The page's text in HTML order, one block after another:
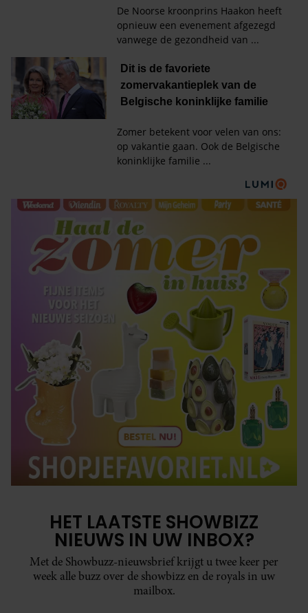
HET LAATSTE SHOWBIZZ
NIEUWS IN UW INBOX?
Met de Showbuzz-nieuwsbrief krijgt u twee keer per
week alle buzz over de showbizz en de royals in uw
mailbox.